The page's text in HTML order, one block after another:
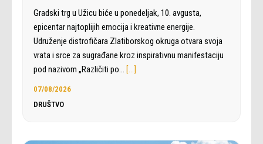
Gradski trg u Užicu biće u ponedeljak, 10. avgusta,
epicentar najtoplijih emocija i kreativne energije.
Udruženje distrofičara Zlatiborskog okruga otvara svoja
vrata i srce za sugrađane kroz inspirativnu manifestaciju
pod nazivom „Različiti po… […]
07/08/2026
DRUŠTVO